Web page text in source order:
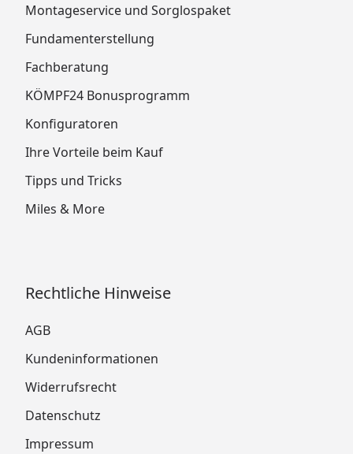
Montageservice und Sorglospaket
Fundamenterstellung
Fachberatung
KÖMPF24 Bonusprogramm
Konfiguratoren
Ihre Vorteile beim Kauf
Tipps und Tricks
Miles & More
Rechtliche Hinweise
AGB
Kundeninformationen
Widerrufsrecht
Datenschutz
Impressum